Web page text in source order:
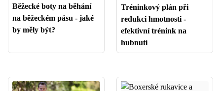
Běžecké boty na běhání
na běžeckém pásu - jaké
by měly být?
Tréninkový plán při
redukci hmotnosti -
efektivní trénink na
hubnutí